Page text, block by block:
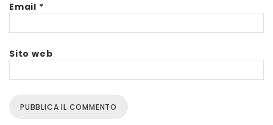
Email *
Sito web